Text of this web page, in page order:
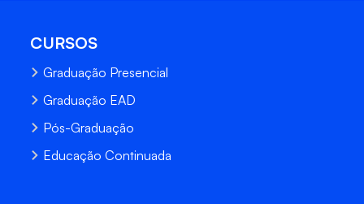
CURSOS
Graduação Presencial
Graduação EAD
Pós-Graduação
Educação Continuada